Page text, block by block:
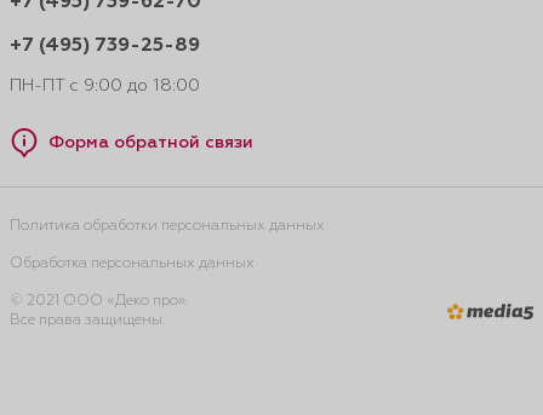
+7 (495) 739-25-89
ПН-ПТ с 9:00 до 18:00
Форма обратной связи
Политика обработки персональных данных
Обработка персональных данных
© 2021 ООО «Деко про».
Все права защищены.